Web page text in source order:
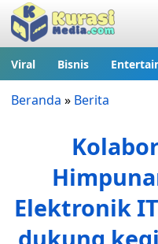
Viral Bisnis
Beranda » Berita
Elektronik